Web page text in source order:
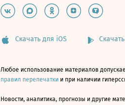
Скачать для iOS
Любое использование материалов
правил перепечатки и при наличии
Новости, аналитика, прогнозы и другие